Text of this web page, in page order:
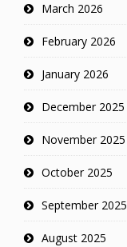
March 2026
February 2026
January 2026
December 2025
November 2025
October 2025
September 2025
August 2025